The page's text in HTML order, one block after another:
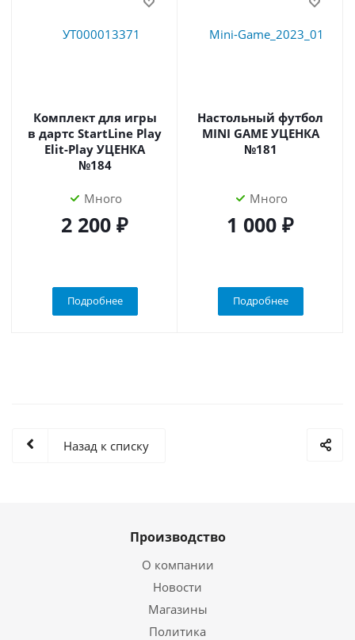
Комплект для игры
в дартс StartLine Play
Elit-Play УЦЕНКА
№184
Много
2 200 ₽
Подробнее
Настольный футбол
MINI GAME УЦЕНКА
№181
Много
1 000 ₽
Подробнее
Назад к списку
Производство
О компании
Новости
Магазины
Политика